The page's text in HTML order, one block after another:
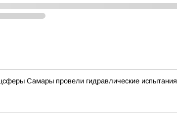
Самары провели гидравлические испытания